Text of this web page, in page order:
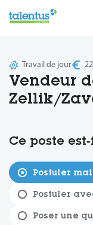
Vendeur
Zellik/
Travail de jour
Ce poste
Postuler
Postuler
Poser une